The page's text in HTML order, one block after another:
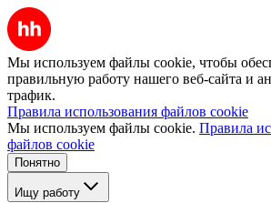
Мы используем файлы cookie, чтобы
правильную работу нашего веб-сайта и
трафик.
Правила использования файлов cookie
Мы используем файлы cookie. Правила
файлов cookie
Понятно
Ищу работу